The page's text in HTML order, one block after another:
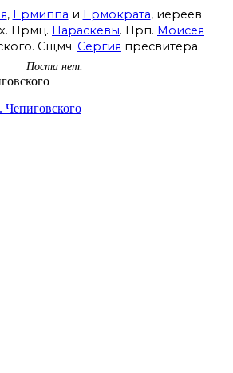
, Ермиппа и Ермократа, иереев
Прмц. Параскевы. Прп. Моисея
Сщмч. Сергия пресвитера.
Поста нет.